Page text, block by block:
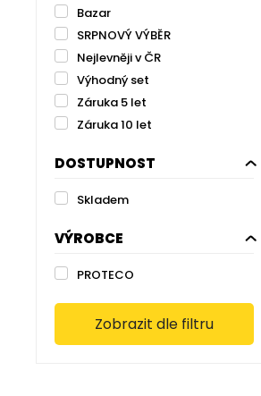
Bazar
SRPNOVÝ VÝBĚR
Nejlevněji v ČR
Výhodný set
Záruka 5 let
Záruka 10 let
DOSTUPNOST
Skladem
VÝROBCE
PROTECO
Zobrazit dle filtru